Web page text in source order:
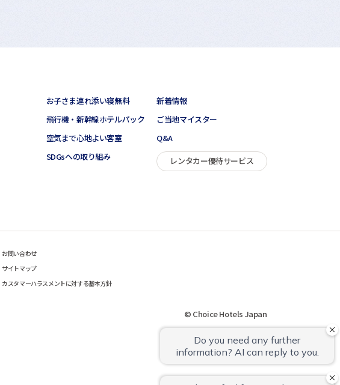
お子さま連れ添い寝無料
飛行機・新幹線ホテルパック
空気まで心地よい客室
SDGsへの取り組み
新着情報
ご当地マイスター
Q&A
レンタカー優待サービス
お問い合わせ
サイトマップ
カスタマーハラスメントに対する基本方針
© Choice Hotels Japan